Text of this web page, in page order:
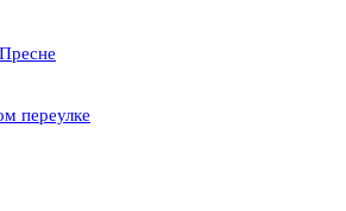
переулке